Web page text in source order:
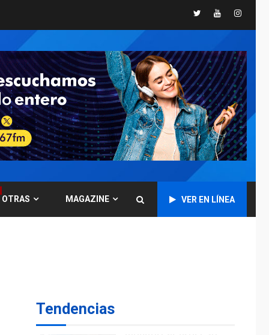
TwitterYoutube
OTRAS MAGAZINE VER EN LÍNEA
Tendencias
1
Instalan carpas
metálicas como
terminales
temporales en
Aeropuerto de
Maiquetía
2
LATINOAMÉRICA Y CARIBE
TITULARES
ÚLTIMA HORA
De la Espriella
asumirá Presidencia
en ceremonia atípica
fuera de Bogotá
ÚLTIMA HORA